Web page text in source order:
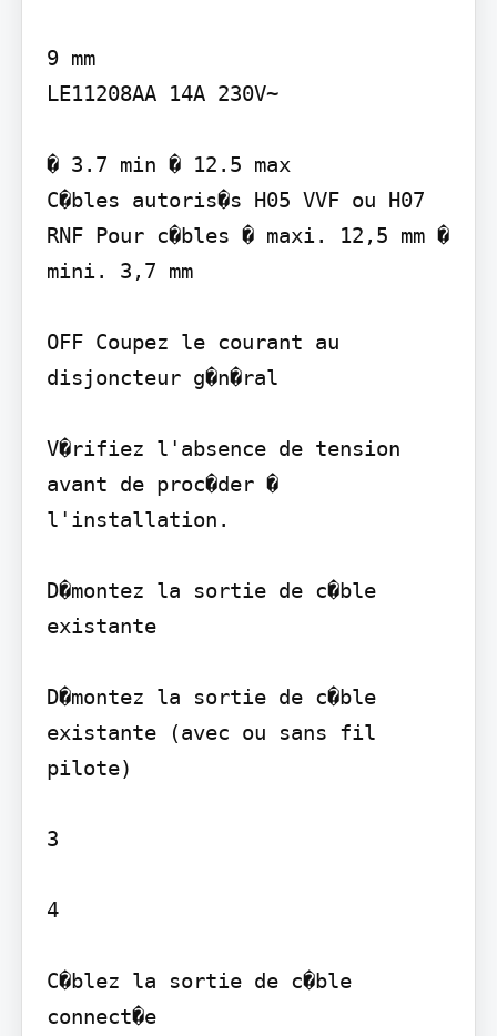
9 mm
LE11208AA 14A 230V~
� 3.7 min � 12.5 max
C�bles autoris�s H05 VVF ou H07
RNF Pour c�bles � maxi. 12,5 mm �
mini. 3,7 mm
OFF Coupez le courant au
disjoncteur g�n�ral
V�rifiez l'absence de tension
avant de proc�der �
l'installation.
D�montez la sortie de c�ble
existante
D�montez la sortie de c�ble
existante (avec ou sans fil
pilote)
3
4
C�blez la sortie de c�ble
connect�e